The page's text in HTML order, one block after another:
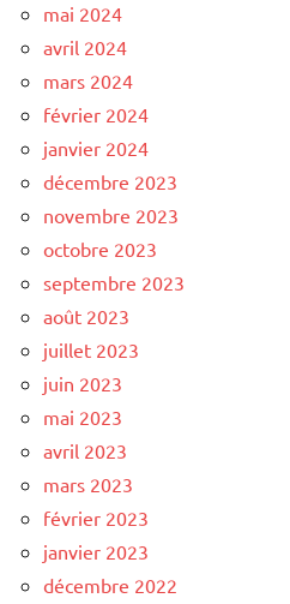
mai 2024
avril 2024
mars 2024
février 2024
janvier 2024
décembre 2023
novembre 2023
octobre 2023
septembre 2023
août 2023
juillet 2023
juin 2023
mai 2023
avril 2023
mars 2023
février 2023
janvier 2023
décembre 2022